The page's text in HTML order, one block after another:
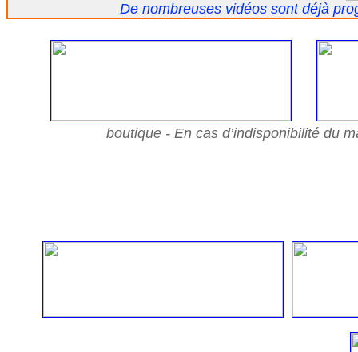
De nombreuses vidéos sont déjà
boutique - En cas d’indisponibilité du